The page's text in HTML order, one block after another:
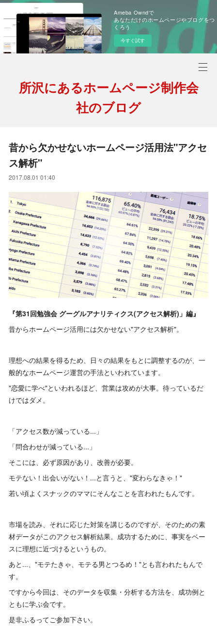
Ameba Owndで
あなただけのホームページやブログをつ
くろう
今すぐ試す
所沢にあるホームページ制作会
社のブログ
昔から欠かせないホームページ活用法"アクセ
ス解析"
2017.08.01 01:40
『第31回勉強会 グーグルアナリティクス(アクセス解析)」編』
昔からホームページ活用には欠かせない"アクセス解析"。
理想への結果を得るため、日々の結果をもとに調整するのが、一
般的なホームページ運営の手法といわれています。
"恋愛に学べ"といわれるほど、営業は攻めが大事。待っているだ
けではダメ。
「アクセス数が減っている...」
「問合わせが減っている...」
そこには、必ず原因があり、改善が必要。
モテない！出会いがない！...と言うと、"変わらなきゃ！"
若い頃よくスナックのママにそんなことを言われたもんです。
市場を読み、それに応じた対策を講じるのですが、そのための素
材データがこのアクセス解析結果。成功するために、事実をベー
スに理想に近づけるというもの。
あと...、"モテたきゃ、モテる男とつるめ！"とも言われたもんで
す。
ですから今回は、そのデータを収集・分析する方法を、成功例と
ともに学ぶ会です。
是非ふるってご参加下さい。